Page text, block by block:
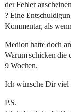
der Fehler
? Eine
Kommentar, als
Medion hatte doch
Warum schicken die
9 Wochen.
Ich wünsche Dir viel
P.S.